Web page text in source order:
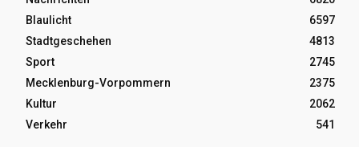
Blaulicht
6597
Stadtgeschehen
4813
Sport
2745
Mecklenburg-Vorpommern
2375
Kultur
2062
Verkehr
541